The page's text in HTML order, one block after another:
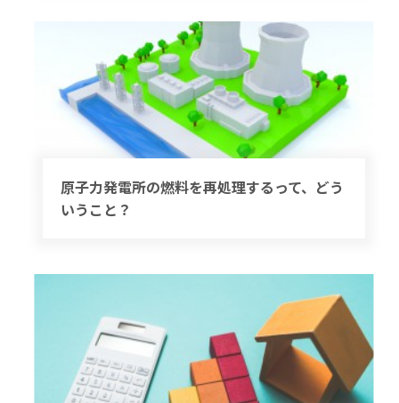
原子力発電所の燃料を再処理するって、どう
いうこと？